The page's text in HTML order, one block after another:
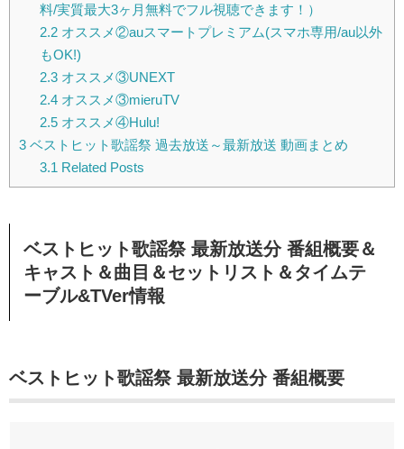
料/実質最大3ヶ月無料でフル視聴できます！）
2.2オススメ②auスマートプレミアム(スマホ専用/au以外
もOK!)
2.3オススメ③UNEXT
2.4オススメ③mieruTV
2.5オススメ④Hulu!
3 ベストヒット歌謡祭 過去放送～最新放送 動画まとめ
3.1 Related Posts
ベストヒット歌謡祭 最新放送分 番組概要＆
キャスト＆曲目＆セットリスト＆タイムテ
ーブル&TVer情報
ベストヒット歌謡祭 最新放送分 番組概要